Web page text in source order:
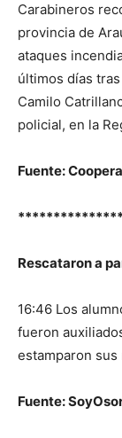
Carabineros
provincia de
ataques
últimos días
Camilo
policial, en la
Fuente:
Rescataron a
16:46 Los
fueron
estamparon
Fuente: